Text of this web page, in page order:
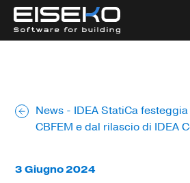
News - IDEA StatiCa
CBFEM e dal rilascio di IDEA
3 Giugno 2024